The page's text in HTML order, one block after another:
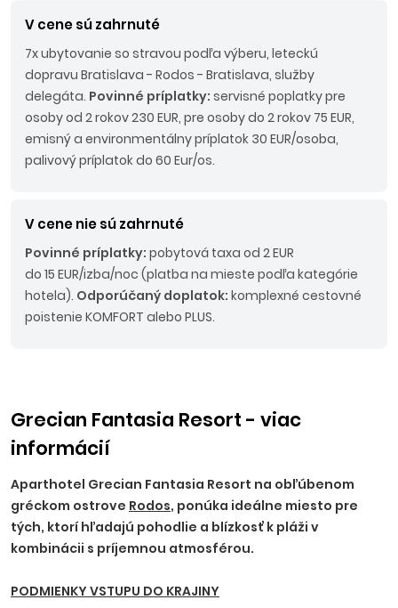
V cene sú zahrnuté
7x ubytovanie so stravou podľa výberu, leteckú
dopravu Bratislava - Rodos - Bratislava, služby
delegáta. Povinné príplatky: servisné poplatky pre
osoby od 2 rokov 230 EUR, pre osoby do 2 rokov 75 EUR,
emisný a environmentálny príplatok 30 EUR/osoba,
palivový príplatok do 60 Eur/os.
V cene nie sú zahrnuté
Povinné príplatky: pobytová taxa od 2 EUR
do 15 EUR/izba/noc (platba na mieste podľa kategórie
hotela). Odporúčaný doplatok: komplexné cestovné
poistenie KOMFORT alebo PLUS.
Grecian Fantasia Resort - viac
informácií
Aparthotel Grecian Fantasia Resort na obľúbenom
gréckom ostrove Rodos, ponúka ideálne miesto pre
tých, ktorí hľadajú pohodlie a blízkosť k pláži v
kombinácii s príjemnou atmosférou.
PODMIENKY VSTUPU DO KRAJINY